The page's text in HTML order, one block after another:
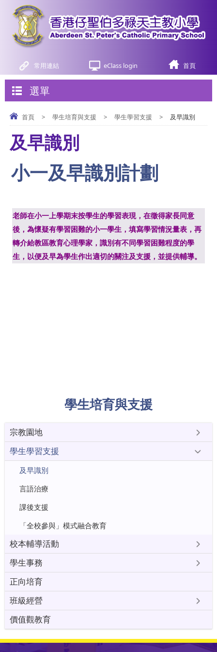
常用連結 eClass login 首頁
選單
首頁 > 學生培育與支援 > 學生學習支援 > 及早識別
及早識別
小一及早識別計劃
老師在小一上學期末按學生的學習表現，在徵得家長同意
後，為懷疑有學習困難的小一學生，填寫學習情況量表，再
轉介給教區教育心理學家，識別有不同學習困難程度的學
生，以便及早為學生作出適切的關注及支援，並提供輔導。
學生培育與支援
宗教園地
學生學習支援
及早識別
言語治療
課後支援
「全校參與」模式融合教育
校本輔導活動
學生事務
正向培育
班級經營
價值觀教育